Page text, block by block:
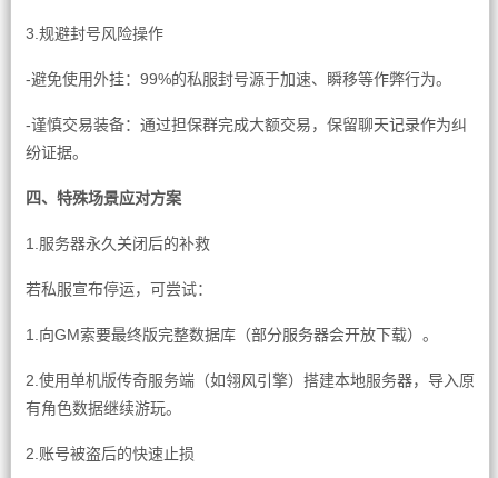
3.规避封号风险操作
-避免使用外挂：99%的私服封号源于加速、瞬移等作弊行为。
-谨慎交易装备：通过担保群完成大额交易，保留聊天记录作为纠
纷证据。
四、特殊场景应对方案
1.服务器永久关闭后的补救
若私服宣布停运，可尝试：
1.向GM索要最终版完整数据库（部分服务器会开放下载）。
2.使用单机版传奇服务端（如翎风引擎）搭建本地服务器，导入原
有角色数据继续游玩。
2.账号被盗后的快速止损